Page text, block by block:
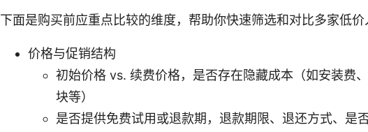
下面是购买前应重点比较的维度，帮助你快速筛选和对比多家低价
价格与促销结构
初始价格 vs. 续费价格，是否存在隐藏成本（如安装费
块等）
是否提供免费试用或退款期，退款期限、退还方式、是